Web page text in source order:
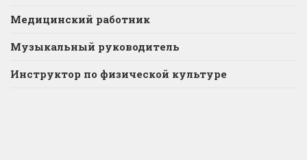
Медицинский работник
Музыкальный руководитель
Инструктор по физической культуре